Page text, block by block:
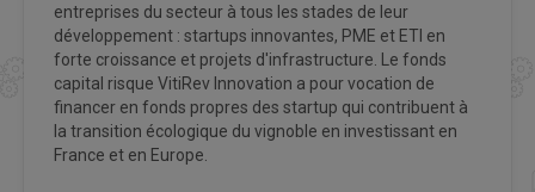
entreprises du secteur à tous les stades de leur
développement : startups innovantes, PME et ETI en
forte croissance et projets d'infrastructure. Le fonds
capital risque VitiRev Innovation a pour vocation de
financer en fonds propres des startup qui contribuent à
la transition écologique du vignoble en investissant en
France et en Europe.